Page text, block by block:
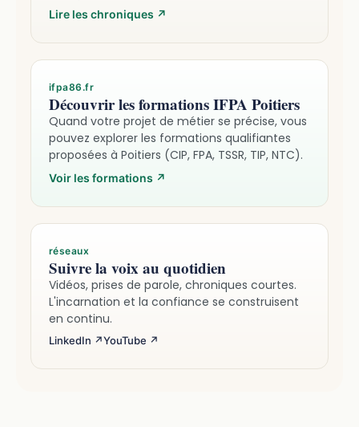
Lire les chroniques ↗
ifpa86.fr
Découvrir les formations IFPA Poitiers
Quand votre projet de métier se précise, vous
pouvez explorer les formations qualifiantes
proposées à Poitiers (CIP, FPA, TSSR, TIP, NTC).
Voir les formations ↗
réseaux
Suivre la voix au quotidien
Vidéos, prises de parole, chroniques courtes.
L'incarnation et la confiance se construisent
en continu.
LinkedIn ↗YouTube ↗